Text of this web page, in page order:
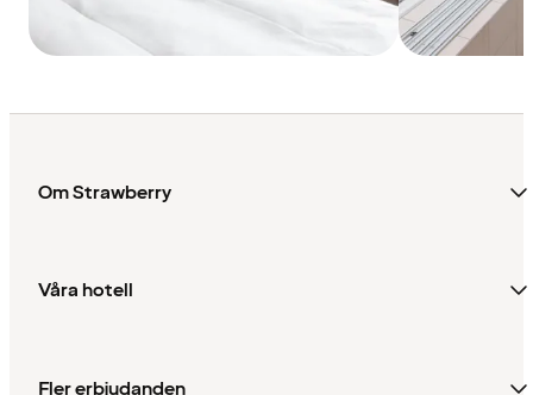
Om Strawberry
Våra hotell
Fler erbjudanden